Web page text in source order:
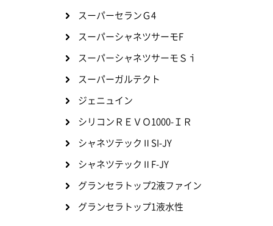
スーパーセランＧ4
スーパーシャネツサーモF
スーパーシャネツサーモＳｉ
スーパーガルテクト
ジェニュイン
シリコンＲＥＶＯ1000-ＩＲ
シャネツテックⅡSI-JY
シャネツテックⅡF-JY
グランセラトップ2液ファイン
グランセラトップ1液水性